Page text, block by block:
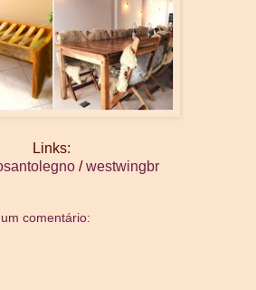
Links:
/westwingbr
comentário: